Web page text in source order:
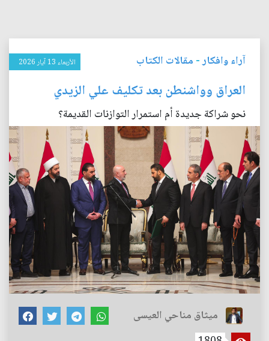
آراء وافكار- مقالات الكتاب الأربعاء 13 آيار 2026
العراق وواشنطن بعد تكليف علي الزيدي
نحو شراكة جديدة أم استمرار التوازنات القديمة؟
ميثاق مناحي العيسى